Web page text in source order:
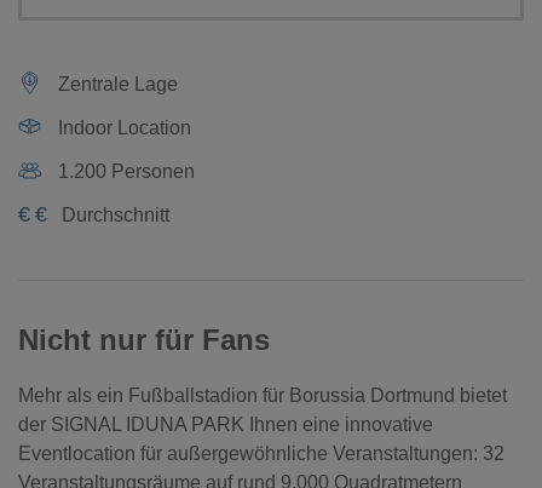
Zentrale Lage
Indoor Location
1.200 Personen
€ € Durchschnitt
Nicht nur für Fans
Mehr als ein Fußballstadion für Borussia Dortmund bietet
der SIGNAL IDUNA PARK Ihnen eine innovative
Eventlocation für außergewöhnliche Veranstaltungen: 32
Veranstaltungsräume auf rund 9.000 Quadratmetern